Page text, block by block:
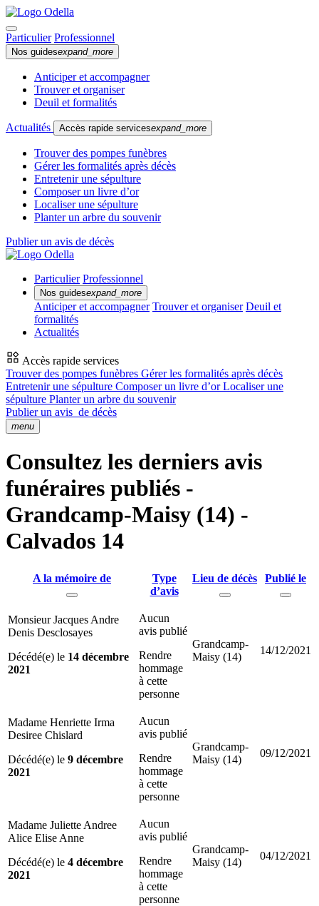
Particulier Professionnel
Nos guidesexpand_more
Anticiper et accompagner
Trouver et organiser
Deuil et formalités
Actualités Accès rapide servicesexpand_more
Trouver des pompes funèbres
Gérer les formalités après décès
Entretenir une sépulture
Composer un livre d’or
Localiser une sépulture
Planter un arbre du souvenir
Publier un avis de décès
Particulier Professionnel
Nos guidesexpand_more
Anticiper et accompagner Trouver et organiser Deuil et
formalités
Actualités
Accès rapide services
Trouver des pompes funèbres Gérer les formalités après décès
Entretenir une sépulture Composer un livre d’orLocaliser une
sépulture Planter un arbre du souvenir
Publier un avis de décès
menu
Consultez les derniers avis
funéraires publiés -
Grandcamp-Maisy (14) -
Calvados 14
A la mémoire de
Type
d’avis
Lieu de décès Publié le
Monsieur Jacques Andre
Denis Desclosayes
Décédé(e) le 14 décembre
2021
Aucun
avis publié
Rendre
hommage
à cette
personne
Grandcamp-
Maisy (14)
14/12/2021
Madame Henriette Irma
Desiree Chislard
Décédé(e) le 9 décembre
2021
Aucun
avis publié
Rendre
hommage
à cette
personne
Grandcamp-
Maisy (14)
09/12/2021
Madame Juliette Andree
Alice Elise Anne
Décédé(e) le 4 décembre
2021
Aucun
avis publié
Rendre
hommage
à cette
personne
Grandcamp-
Maisy (14)
04/12/2021